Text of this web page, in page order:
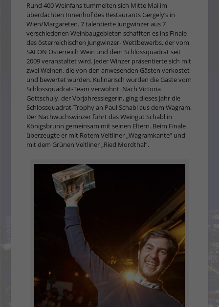
Rund 400 Weinfans tummelten sich Mitte Mai im
überdachten Innenhof des Restaurants Gergely’s in
Wien/Margareten. 7 talentierte Jungwinzer aus 7
verschiedenen Weinbaugebieten schafften es ins Finale
des österreichischen Jungwinzer- Wettbewerbs, der vom
SALON Österreich Wein und dem Schlossquadrat seit
2009 veranstaltet wird. Jeder Winzer präsentierte sich mit
zwei Weinen, die von den anwesenden Gästen verkostet
und bewertet wurden. Kulinarisch wurden die Gäste vom
Schlossquadrat-Team verwöhnt. Nach Victoria
Gottschuly, der Vorjahressiegerin, ging dieses Jahr die
Schlossquadrat-Trophy an Paul Schabl aus dem Wagram.
Der Nachwuchswinzer führt das Weingut Schabl in
Königsbrunn gemeinsam mit seinen Eltern. Beim Finale
überzeugte er mit Rotem Veltliner „Wagramkante“ und
mit dem Grünen Veltliner „Ried Mordthal”.